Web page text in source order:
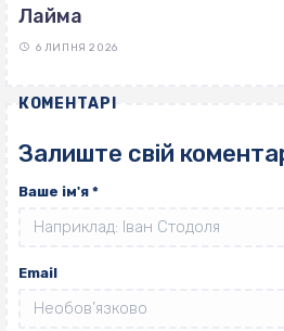
Лайма
6 ЛИПНЯ 2026
КОМЕНТАРІ
Залиште свій
Ваше ім'я *
Email